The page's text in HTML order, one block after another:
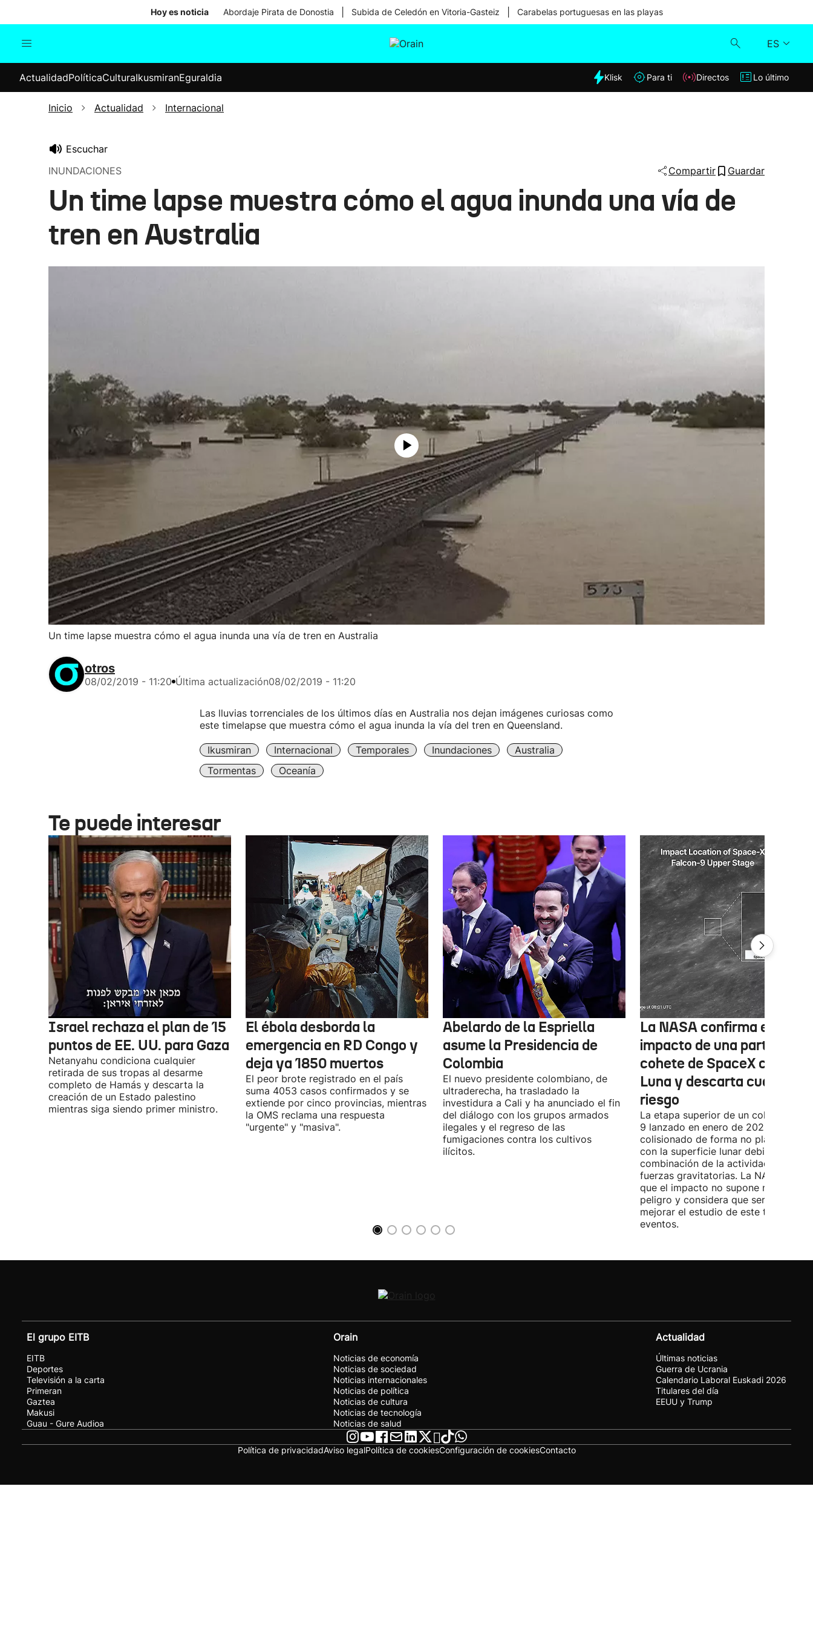
Hoy es noticia Abordaje Pirata de Donostia Subida de Celedón en Vitoria-Gasteiz Carabelas portuguesas en las playas
ES
Internacional
Elecciones
Klisk
ActualidadPolíticaCulturaIkusmiranEguraldia Klisk Para ti Directos Lo último
Inicio Actualidad Internacional
Escuchar
INUNDACIONES
Compartir Guardar
Un time lapse muestra cómo el agua inunda una vía de
tren en Australia
Un time lapse muestra cómo el agua inunda una vía de tren en Australia
otros
08/02/2019 - 11:20 Última actualización08/02/2019 - 11:20
Las lluvias torrenciales de los últimos días en Australia nos dejan imágenes curiosas como
este timelapse que muestra cómo el agua inunda la vía del tren en Queensland.
Ikusmiran Internacional Temporales Inundaciones
Australia
Tormentas
Oceanía
Te puede interesar
Israel rechaza el plan de 15
puntos de EE. UU. para Gaza
Netanyahu condiciona cualquier
retirada de sus tropas al desarme
completo de Hamás y descarta la
creación de un Estado palestino
mientras siga siendo primer ministro.
El ébola desborda la
emergencia en RD Congo y
deja ya 1850 muertos
El peor brote registrado en el país
suma 4053 casos confirmados y se
extiende por cinco provincias, mientras
la OMS reclama una respuesta
"urgente" y "masiva".
Abelardo de la Espriella
asume la Presidencia de
Colombia
El nuevo presidente colombiano, de
ultraderecha, ha trasladado la
investidura a Cali y ha anunciado el fin
del diálogo con los grupos armados
ilegales y el regreso de las
fumigaciones contra los cultivos
ilícitos.
La NASA confirma el
impacto de una parte de un
cohete de SpaceX contra
Luna y descarta cualquier
riesgo
La etapa superior de un cohete
9 lanzado en enero de 2025 ha
colisionado de forma no planificada
con la superficie lunar debido a una
combinación de la actividad solar y
fuerzas gravitatorias. La NASA
que el impacto no supone ningún
peligro y considera que servirá para
mejorar el estudio de este tipo de
eventos.
El grupo EITB
EITB
Deportes
Televisión a la carta
Primeran
Gaztea
Makusi
Guau - Gure Audioa
Orain
Noticias de economía
Noticias de sociedad
Noticias internacionales
Noticias de política
Noticias de cultura
Noticias de tecnología
Noticias de salud
Actualidad
Últimas noticias
Guerra de Ucrania
Calendario Laboral Euskadi 2026
Titulares del día
EEUU y Trump
Política de privacidadAviso legalPolítica de cookiesConfiguración de cookiesContacto